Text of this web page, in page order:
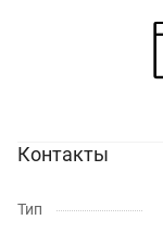
Контакты
Тип